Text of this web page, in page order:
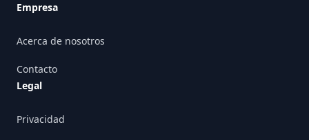
Empresa
Acerca de nosotros
Contacto
Legal
Privacidad